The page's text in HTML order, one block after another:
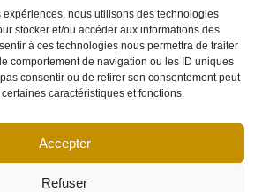
expériences, nous utilisons des technologies
stocker et/ou accéder aux informations des
à ces technologies nous permettra de traiter
comportement de navigation ou les ID uniques
consentir ou de retirer son consentement peut
caractéristiques et fonctions.
Accepter
Refuser
EXTÉRIEUR | Tous droits réservés.
cookies Déclaration de confidentialité|Imprint|
Avertissement